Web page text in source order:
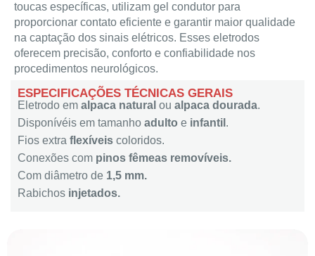
toucas específicas, utilizam gel condutor para
proporcionar contato eficiente e garantir maior qualidade
na captação dos sinais elétricos. Esses eletrodos
oferecem precisão, conforto e confiabilidade nos
procedimentos neurológicos.
ESPECIFICAÇÕES TÉCNICAS GERAIS
Eletrodo em alpaca natural ou alpaca dourada.
Disponívéis em tamanho adulto e infantil .
Fios extra flexíveis coloridos.
Conexões com pinos fêmeas removíveis.
Com diâmetro de 1,5 mm.
Rabichos injetados.